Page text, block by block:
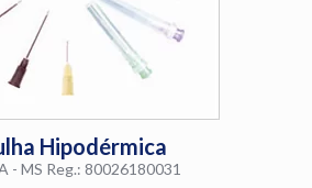
Hipodérmica
- MS Reg.: 80026180031